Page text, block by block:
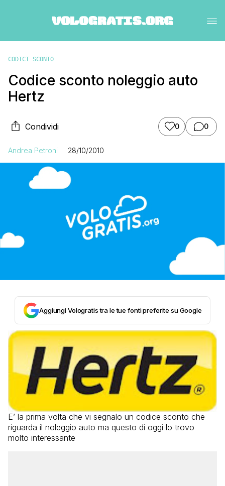
CODICI SCONTO
Codice sconto noleggio auto
Hertz
Condividi 0 0
Andrea Petroni 28/10/2010
Aggiungi Vologratis tra le tue fonti preferite su Google
E’ la prima volta che vi segnalo un codice sconto che
riguarda il noleggio auto ma questo di oggi lo trovo
molto interessante